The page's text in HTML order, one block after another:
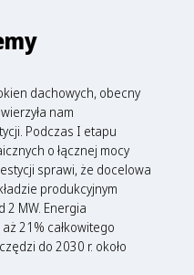
dachowych, obecny
nam
Podczas I etapu
o łącznej mocy
sprawi, że docelowa
produkcyjnym
2 MW. Energia
21% całkowitego
do 2030 r. około